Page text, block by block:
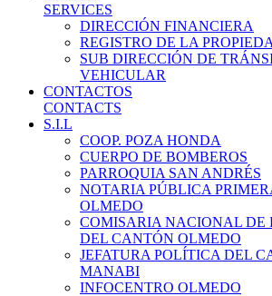
SERVICES
DIRECCIÓN FINANCIERA
REGISTRO DE LA
SUB DIRECCIÓN DE
VEHICULAR
CONTACTOS
CONTACTS
S.I.L
COOP. POZA HONDA
CUERPO DE BOMBEROS
PARROQUIA SAN ANDRÉS
NOTARIA PÚBLICA
OLMEDO
COMISARIA NACIONAL DE
DEL CANTÓN OLMEDO
JEFATURA POLÍTICA DEL
MANABI
INFOCENTRO OLMEDO